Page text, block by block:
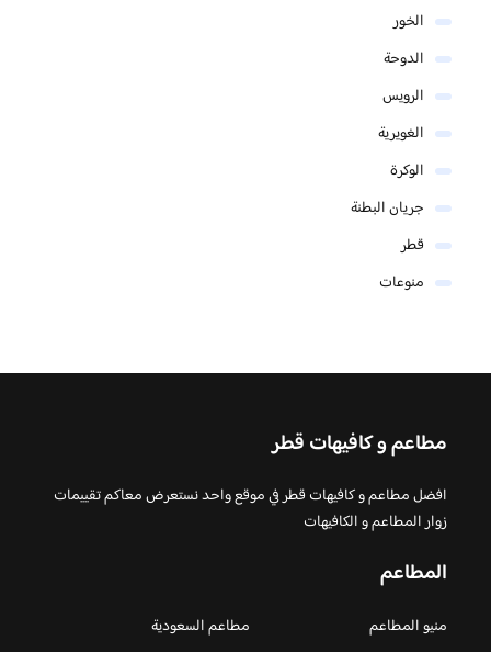
الخور
الدوحة
الرويس
الغويرية
الوكرة
جريان البطنة
قطر
منوعات
مطاعم و كافيهات قطر
افضل مطاعم و كافيهات قطر في موقع واحد نستعرض معاكم تقييمات
زوار المطاعم و الكافيهات
المطاعم
منيو المطاعم
مطاعم السعودية